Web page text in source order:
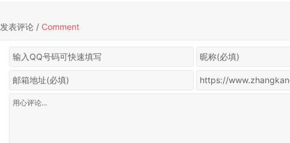
发表评论 / Comment